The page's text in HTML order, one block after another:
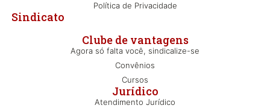
Clube de vantagens
Agora só falta você, sindicalize-se
Convênios
Cursos
Jurídico
Atendimento Jurídico
Sindicato
Política de Privacidade